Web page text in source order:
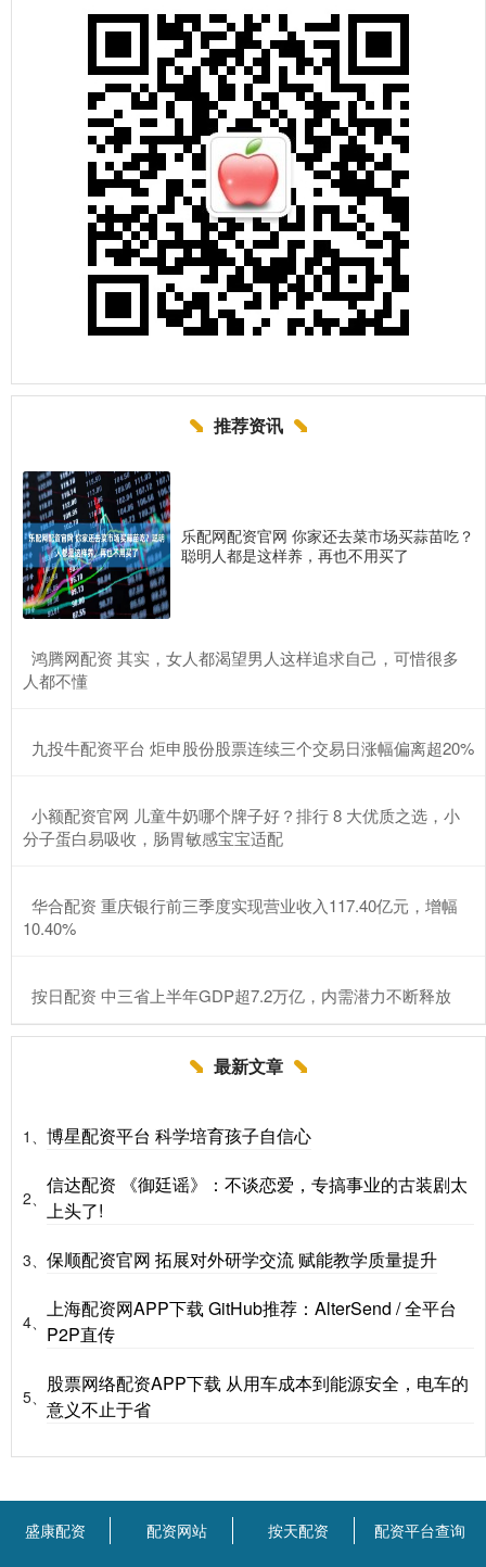
推荐资讯
乐配网配资官网 你家还去菜市场买蒜苗吃？
聪明人都是这样养，再也不用买了
​鸿腾网配资 其实，女人都渴望男人这样追求自己，可惜很多
人都不懂
​九投牛配资平台 炬申股份股票连续三个交易日涨幅偏离超20%
​小额配资官网 儿童牛奶哪个牌子好？排行 8 大优质之选，小
分子蛋白易吸收，肠胃敏感宝宝适配
​华合配资 重庆银行前三季度实现营业收入117.40亿元，增幅
10.40%
​按日配资 中三省上半年GDP超7.2万亿，内需潜力不断释放
最新文章
1、 博星配资平台 科学培育孩子自信心
2、
信达配资 《御廷谣》：不谈恋爱，专搞事业的古装剧太
上头了!
3、 保顺配资官网 拓展对外研学交流 赋能教学质量提升
4、
上海配资网APP下载 GitHub推荐：AlterSend / 全平台
P2P直传
5、
股票网络配资APP下载 从用车成本到能源安全，电车的
意义不止于省
盛康配资 配资网站 按天配资 配资平台查询